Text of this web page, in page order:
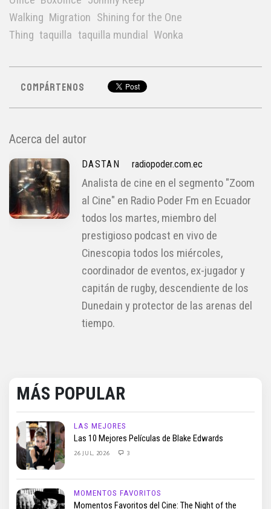
Walking Migration Shining for the One
Thing taquilla taquilla mundial Wonka
COMPÁRTENOS
Acerca del autor
DASTAN radiopoder.com.ec
Analista de cine en el segmento "Zoom
al Cine" en Radio Poder Fm en Ecuador
todos los martes, miembro del
prestigioso podcast en vivo de
Cinescopia todos los miércoles,
coordinador de eventos, ex-jugador y
capitán de rugby, descendiente de los
Dunedain y protector de las arenas del
tiempo.
MÁS POPULAR
LAS MEJORES
Las 10 Mejores Películas de Blake Edwards
26 JUL, 2026 3
MOMENTOS FAVORITOS
Momentos Favoritos del Cine: The Night of the